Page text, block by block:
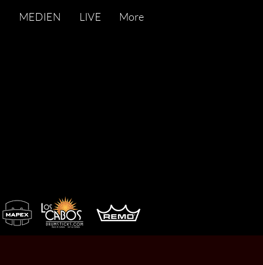
MEDIEN LIVE More